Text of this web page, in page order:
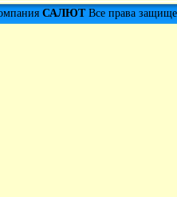
САЛЮТВсе права